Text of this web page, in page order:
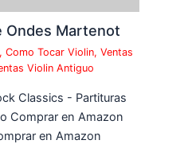
Martenot
,Como Tocar Violin,Ventas
Violin Antiguo
Classics - Partituras
Comprar en Amazon
en Amazon